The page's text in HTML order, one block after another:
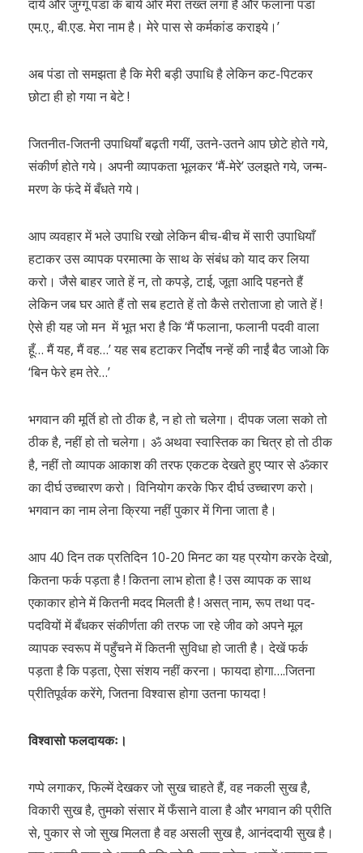
दायें और जुग्गू पंडा के बायें ओर मेरा तख्त लगा है और फलाना पंडा
एम.ए., बी.एड. मेरा नाम है। मेरे पास से कर्मकांड कराइये।’
अब पंडा तो समझता है कि मेरी बड़ी उपाधि है लेकिन कट-पिटकर
छोटा ही हो गया न बेटे !
जितनीत-जितनी उपाधियाँ बढ़ती गयीं, उतने-उतने आप छोटे होते गये,
संकीर्ण होते गये। अपनी व्यापकता भूलकर ‘मैं-मेरे’ उलझते गये, जन्म-
मरण के फंदे में बँधते गये।
आप व्यवहार में भले उपाधि रखो लेकिन बीच-बीच में सारी उपाधियाँ
हटाकर उस व्यापक परमात्मा के साथ के संबंध को याद कर लिया
करो। जैसे बाहर जाते हें न, तो कपड़े, टाई, जूता आदि पहनते हैं
लेकिन जब घर आते हैं तो सब हटाते हें तो कैसे तरोताजा हो जाते हें !
ऐसे ही यह जो मन में भूत भरा है कि ‘मैं फलाना, फलानी पदवी वाला
हूँ… मैं यह, मैं वह…’ यह सब हटाकर निर्दोष नन्हें की नाईं बैठ जाओ कि
‘बिन फेरे हम तेरे…’
भगवान की मूर्ति हो तो ठीक है, न हो तो चलेगा। दीपक जला सको तो
ठीक है, नहीं हो तो चलेगा। ॐ अथवा स्वास्तिक का चित्र हो तो ठीक
है, नहीं तो व्यापक आकाश की तरफ एकटक देखते हुए प्यार से ॐकार
का दीर्घ उच्चारण करो। विनियोग करके फिर दीर्घ उच्चारण करो।
भगवान का नाम लेना क्रिया नहीं पुकार में गिना जाता है।
आप 40 दिन तक प्रतिदिन 10-20 मिनट का यह प्रयोग करके देखो,
कितना फर्क पड़ता है ! कितना लाभ होता है ! उस व्यापक क साथ
एकाकार होने में कितनी मदद मिलती है ! असत् नाम, रूप तथा पद-
पदवियों में बँधकर संकीर्णता की तरफ जा रहे जीव को अपने मूल
व्यापक स्वरूप में पहुँचने में कितनी सुविधा हो जाती है। देखें फर्क
पड़ता है कि पड़ता, ऐसा संशय नहीं करना। फायदा होगा….जितना
प्रीतिपूर्वक करेंगे, जितना विश्वास होगा उतना फायदा !
विश्वासो फलदायकः।
गप्पे लगाकर, फिल्में देखकर जो सुख चाहते हैं, वह नकली सुख है,
विकारी सुख है, तुमको संसार में फँसाने वाला है और भगवान की प्रीति
से, पुकार से जो सुख मिलता है वह असली सुख है, आनंददायी सुख है।